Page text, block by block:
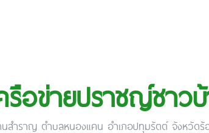
รือข่ายปราชญ์ชาว
สำราญ ตำบลหนองแคน อำเภอปทุมรัตต์ จังหวัดร้อ